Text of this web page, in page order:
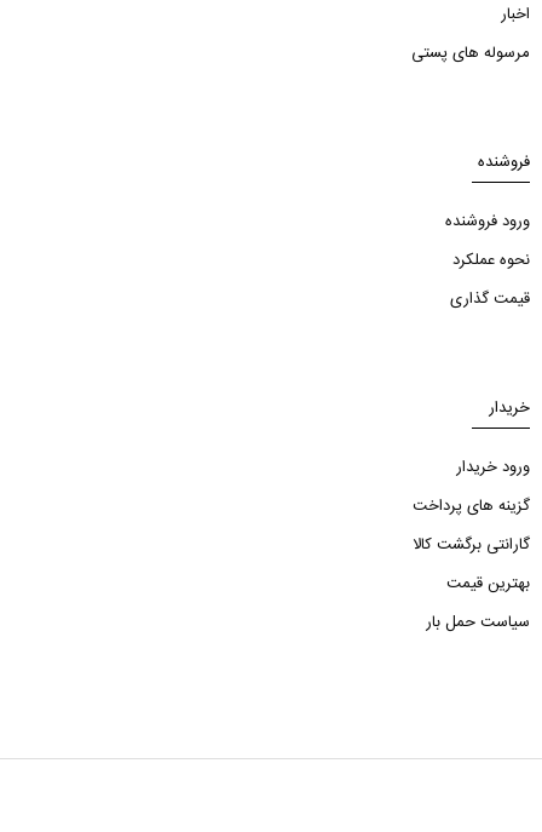
اخبار
مرسوله های پستی
فروشنده
ورود فروشنده
نحوه عملکرد
قیمت گذاری
خریدار
ورود خریدار
گزینه های پرداخت
گارانتی برگشت کالا
بهترین قیمت
سیاست حمل بار